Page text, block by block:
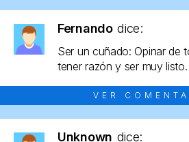
Fernando dice:
Ser un cuñado: Opinar de
tener razón y ser muy
VER
Unknown dice: